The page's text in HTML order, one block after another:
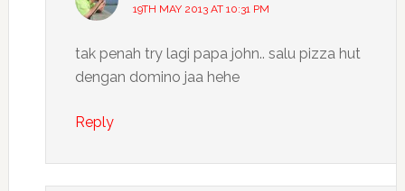
19TH MAY 2013 AT 10:31 PM
tak penah try lagi papa john.. salu pizza hut
dengan domino jaa hehe
Reply